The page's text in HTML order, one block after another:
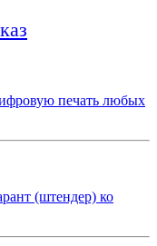
печать любых
(штендер) ко